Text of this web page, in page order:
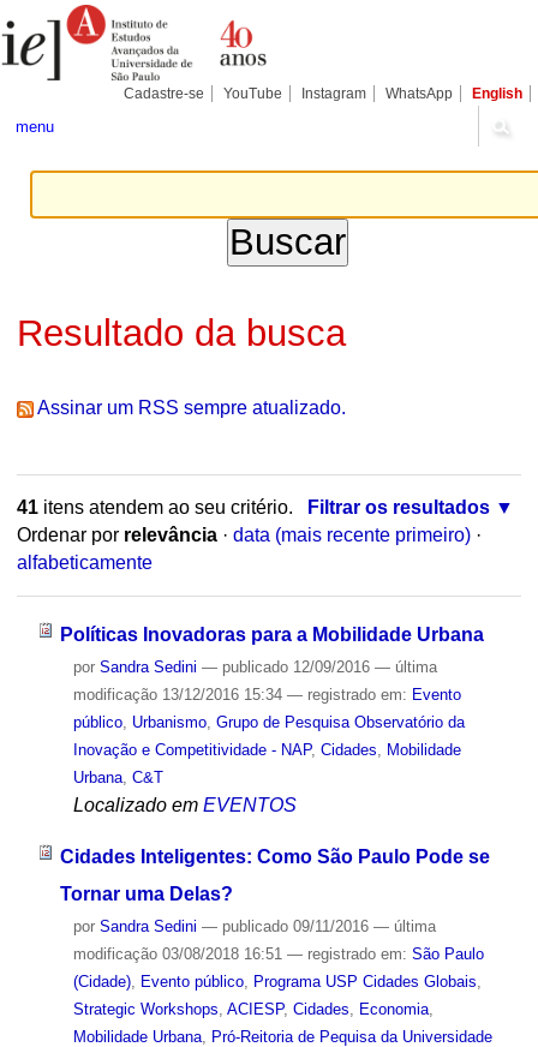
para
conteúdo.
Pessoais
Cadastre-se YouTube Instagram WhatsApp English
menu
Resultado da busca
Assinar um RSS sempre atualizado.
41itens atendem ao seu critério.
Filtrar os resultados
Ordenar por relevância · data (mais recente primeiro) ·
alfabeticamente
Políticas Inovadoras para a Mobilidade Urbana
por Sandra Sedini — publicado12/09/2016 — última
modificação13/12/2016 15:34 — registrado em: Evento
público, Urbanismo, Grupo de Pesquisa Observatório da
Inovação e Competitividade - NAP, Cidades
Mobilidade
Urbana, C&T
Localizado em EVENTOS
Cidades Inteligentes: Como São Paulo Pode se
Tornar uma Delas?
por Sandra Sedini — publicado09/11/2016 — última
modificação03/08/2018 16:51 — registrado em: São Paulo
(Cidade), Evento público, Programa USP Cidades Globais
Strategic Workshops ACIESP, Cidades Economia,
Mobilidade Urbana, Pró-Reitoria de Pequisa da Universidade